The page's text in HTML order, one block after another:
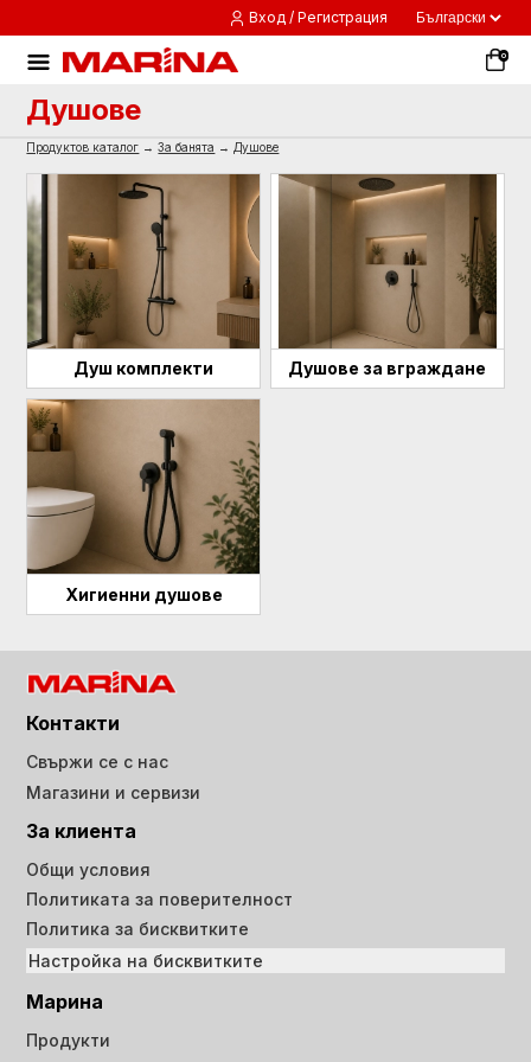
Вход / Регистрация
0
Душове
Продуктов каталог →За банята → Душове
Душ комплекти Душове за вграждане
Хигиенни душове
Контакти
Свържи се с нас
Магазини и сервизи
За клиента
Общи условия
Политиката за поверителност
Политика за бисквитките
Настройка на бисквитките
Марина
Продукти